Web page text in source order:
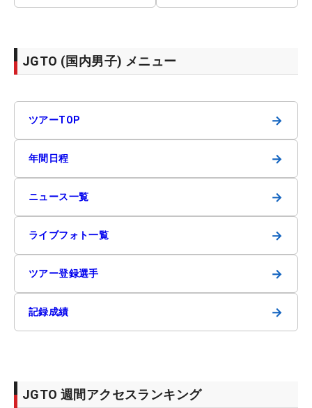
JGTO (国内男子) メニュー
ツアーTOP →
年間日程 →
ニュース一覧 →
ライブフォト一覧 →
ツアー登録選手 →
記録成績 →
JGTO 週間アクセスランキング